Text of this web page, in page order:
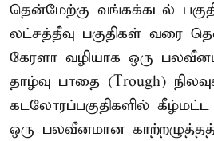
தென்மேற்கு வங்கக்கடல்
லட்சத்தீவு பகுதிகள் வரை
கேரளா வழியாக ஒரு
தாழ்வு பாதை (Trough)
கடலோரப்பகுதிகளில்
ஒரு பலவீனமான